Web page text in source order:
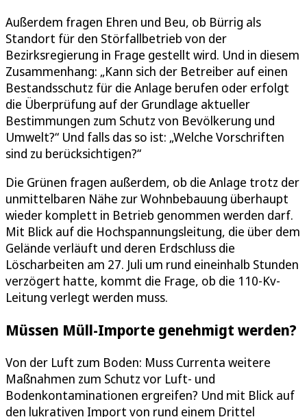
Außerdem fragen Ehren und Beu, ob Bürrig als
Standort für den Störfallbetrieb von der
Bezirksregierung in Frage gestellt wird. Und in diesem
Zusammenhang: „Kann sich der Betreiber auf einen
Bestandsschutz für die Anlage berufen oder erfolgt
die Überprüfung auf der Grundlage aktueller
Bestimmungen zum Schutz von Bevölkerung und
Umwelt?“ Und falls das so ist: „Welche Vorschriften
sind zu berücksichtigen?“
Die Grünen fragen außerdem, ob die Anlage trotz der
unmittelbaren Nähe zur Wohnbebauung überhaupt
wieder komplett in Betrieb genommen werden darf.
Mit Blick auf die Hochspannungsleitung, die über dem
Gelände verläuft und deren Erdschluss die
Löscharbeiten am 27. Juli um rund eineinhalb Stunden
verzögert hatte, kommt die Frage, ob die 110-Kv-
Leitung verlegt werden muss.
Müssen Müll-Importe genehmigt werden?
Von der Luft zum Boden: Muss Currenta weitere
Maßnahmen zum Schutz vor Luft- und
Bodenkontaminationen ergreifen? Und mit Blick auf
den lukrativen Import von rund einem Drittel